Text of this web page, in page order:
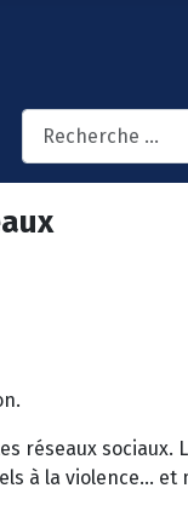
Rechercher
réseaux sociaux.
à la violence…